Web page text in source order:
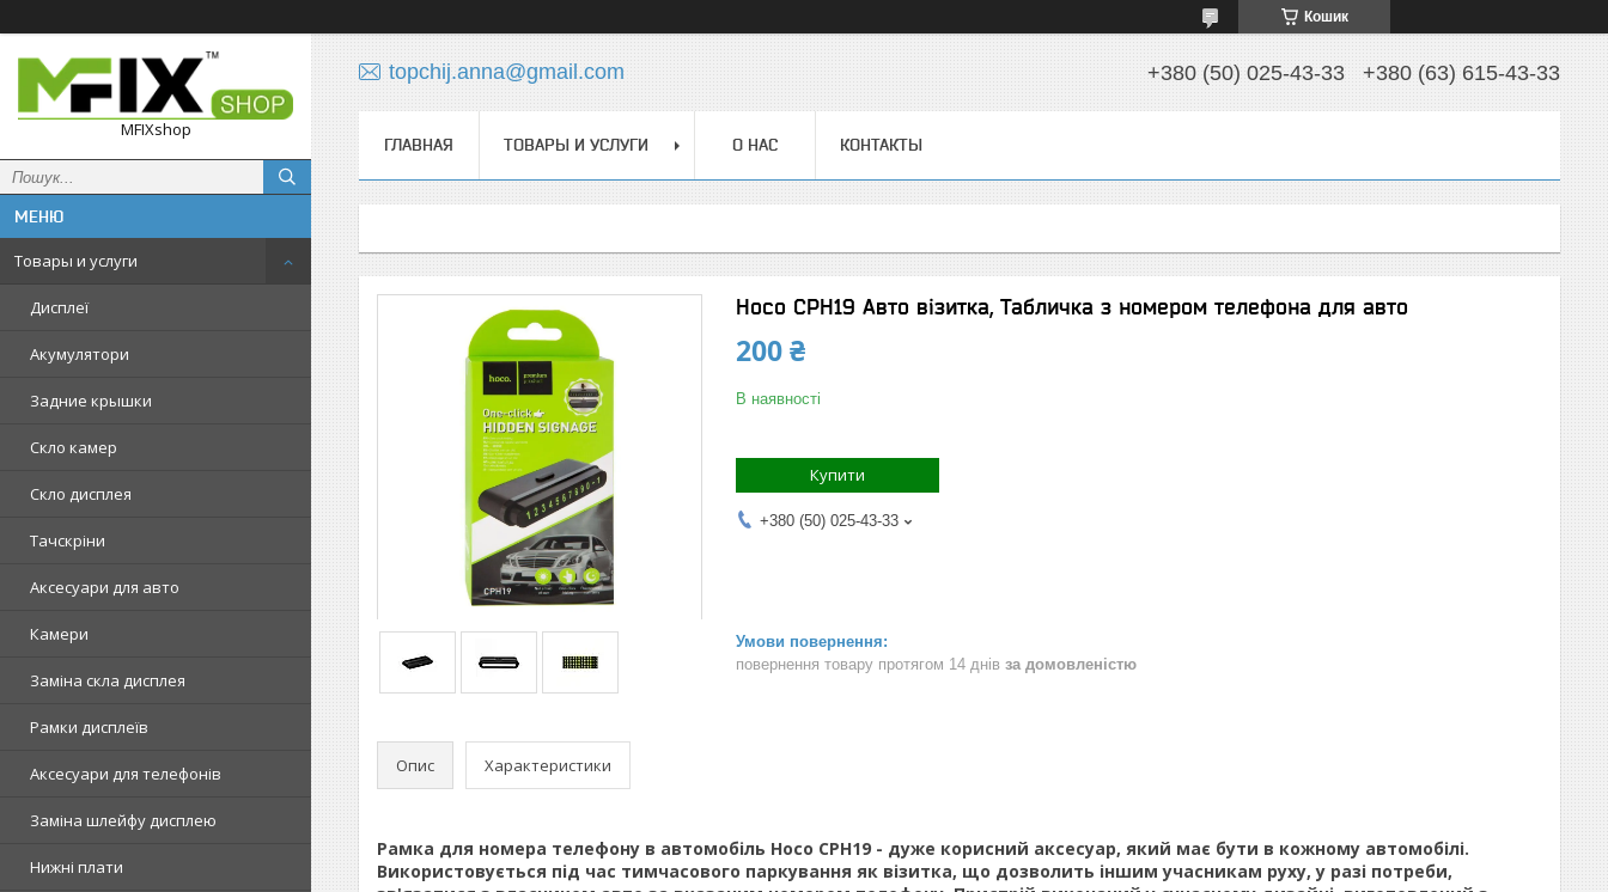
Кошик
MFIXshop
Товары и услуги
Дисплеї
Акумулятори
Задние крышки
Скло камер
Скло дисплея
Тачскріни
Аксесуари для авто
Камери
Заміна скла дисплея
Рамки дисплеїв
Аксесуари для телефонів
Заміна шлейфу дисплею
Нижні плати
topchij.anna@gmail.com +380 (50) 025-43-33 +380 (63) 615-43-33
ГЛАВНАЯ ТОВАРЫ И УСЛУГИ О НАС КОНТАКТЫ
Hoco CPH19 Авто візитка, Табличка з номером телефона для авто
200 ₴
В наявності
Купити
+380 (50) 025-43-33
повернення товару протягом 14 днів за домовленістю
Опис Характеристики
Рамка для номера телефону в автомобіль Hoco CPH19 - дуже корисний аксесуар, який має бути в кожному автомобілі.
Використовується під час тимчасового паркування як візитка, що дозволить іншим учасникам руху, у разі потреби,